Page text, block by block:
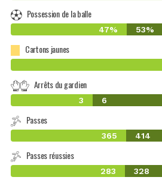
Possession de la balle
47% 53%
Cartons jaunes
Arrêts du gardien
3 6
Passes
365 414
Passes réussies
283 328